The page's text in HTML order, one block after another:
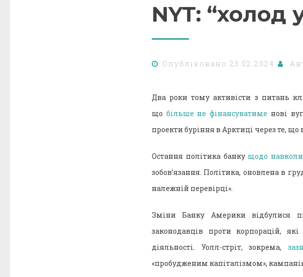
NYT: “холод у
Опубліковано 23.02.2024
Два роки тому активісти з питань
що більше не фінансуватиме нові
проекти буріння в Арктиці через те,
Остання політика банку щодо
зобов’язання. Політика, оновлена ​​в
належній перевірці».
Зміни Банку Америки відбулися
законодавців проти корпорацій,
діяльності. Уолл-стріт, зокрема,
«пробудженим капіталізмом»,